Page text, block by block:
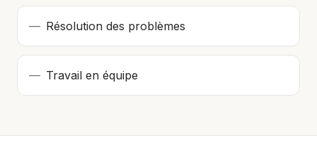
— Résolution des problèmes
— Travail en équipe